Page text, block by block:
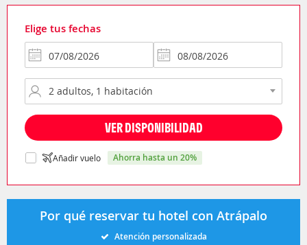
Elige tus fechas
VER DISPONIBILIDAD
Añadir vuelo ahorra hasta un 20%
Por qué reservar tu hotel con Atrápalo
Atención personalizada